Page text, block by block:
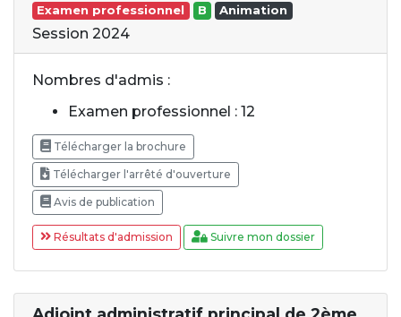
Examen professionnel B Animation
Session 2024
Nombres d'admis :
Examen professionnel : 12
Télécharger la brochure
Télécharger l'arrêté d'ouverture
Avis de publication
Résultats d'admission Suivre mon dossier